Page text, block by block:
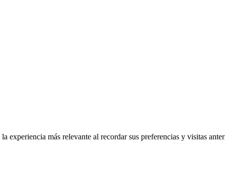
experiencia más relevante al recordar sus preferencias y visitas